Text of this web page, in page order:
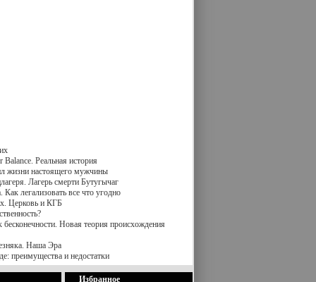
Balance. Реальная история
жизни настоящего мужчины
Лагерь смерти Бутугычаг
легализовать все что угодно
Церковь и КГБ
бесконечности. Новая теория происхождения
Наша Эра
преимущества и недостатки
Избранное